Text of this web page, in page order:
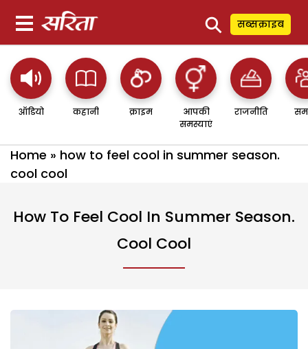
⚲ सब्सक्राइब
ऑडियो कहानी क्राइम
आपकी
समस्याएं
राजनीति
Home » how to feel cool in summer season.
cool cool
How To Feel Cool In Summer Season.
Cool Cool